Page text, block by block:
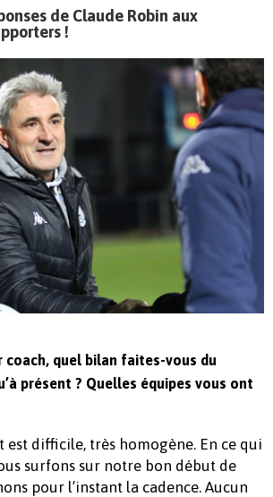
de Claude Robin aux
!
coach, quel bilan faites-vous du
présent ? Quelles équipes vous ont
est difficile, très homogène. En ce qui
surfons sur notre bon début de
pour l’instant la cadence. Aucun